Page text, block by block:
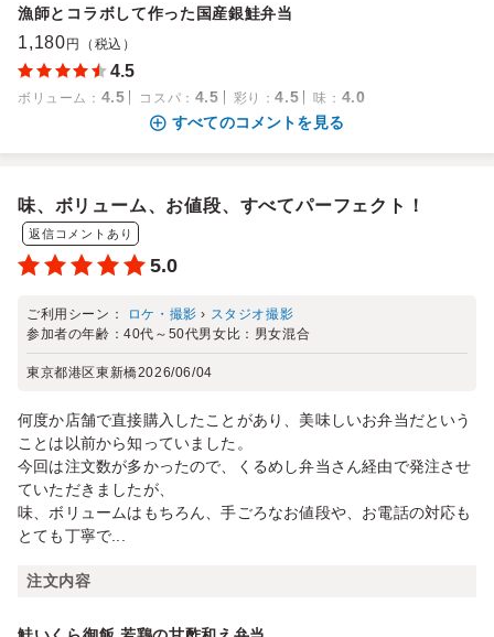
漁師とコラボして作った国産銀鮭弁当
1,180 円（税込）
4.5
ボリューム ： 4.5 コスパ ： 4.5 彩り ：4.5 味 ： 4.0
すべてのコメントを見る
味、ボリューム、お値段、すべてパーフェクト！
返信コメントあり
5.0
ご利用シーン： ロケ・撮影 › スタジオ撮影
参加者の年齢：40代～50代男女比： 男女混合
東京都港区東新橋2026/06/04
何度か店舗で直接購入したことがあり、美味しいお弁当だという
ことは以前から知っていました。
今回は注文数が多かったので、くるめし弁当さん経由で発注させ
ていただきましたが、
味、ボリュームはもちろん、手ごろなお値段や、お電話の対応も
とても丁寧で...
注文内容